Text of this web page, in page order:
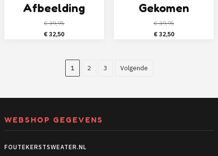
Afbeelding
€39,95
Oorspronkelijke
€ 39,95.
€ 32,50Huidige
€ 32,50.
Gekomen
€39,95
Oorspronkelijke
€32,50Huidige
1 2 3 Volgende
WEBSHOP GEGEVENS
FOUTEKERSTSWEATER.NL